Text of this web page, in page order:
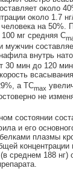
около
около 1.7
на 50%.
мг средняя C
внутрь
30 мин до 120
а ТCmax
не
состоянии
и его
плазмы
среднем 188 нг)